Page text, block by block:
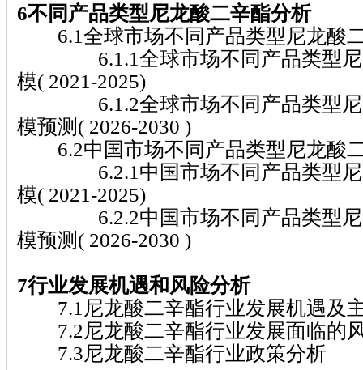
6不同产品类型尼龙酸二辛酯分析
6.1全球市场不同产品类型尼龙酸
6.1.1全球市场不同产品类型尼
模( 2021-2025)
6.1.2全球市场不同产品类型尼
模预测( 2026-2030 )
6.2中国市场不同产品类型尼龙酸
6.2.1中国市场不同产品类型尼
模( 2021-2025)
6.2.2中国市场不同产品类型尼
模预测( 2026-2030 )
7行业发展机遇和风险分析
7.1尼龙酸二辛酯行业发展机遇及
7.2尼龙酸二辛酯行业发展面临的
7.3尼龙酸二辛酯行业政策分析